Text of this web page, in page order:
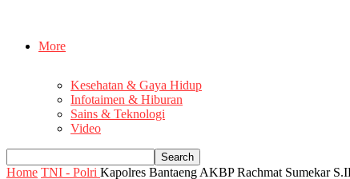
More
Kesehatan & Gaya Hidup
Infotaimen & Hiburan
Sains & Teknologi
Video
Home TNI - Polri Kapolres Bantaeng AKBP Rachmat Sumekar